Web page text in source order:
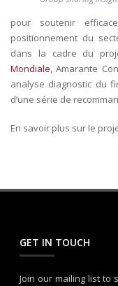
pour soutenir
positionnement du
dans la cadre du
Mondiale, Amarante
analyse diagnostic du
d’une série de
En savoir plus sur le
GET IN TOUCH
Join our mailing list to